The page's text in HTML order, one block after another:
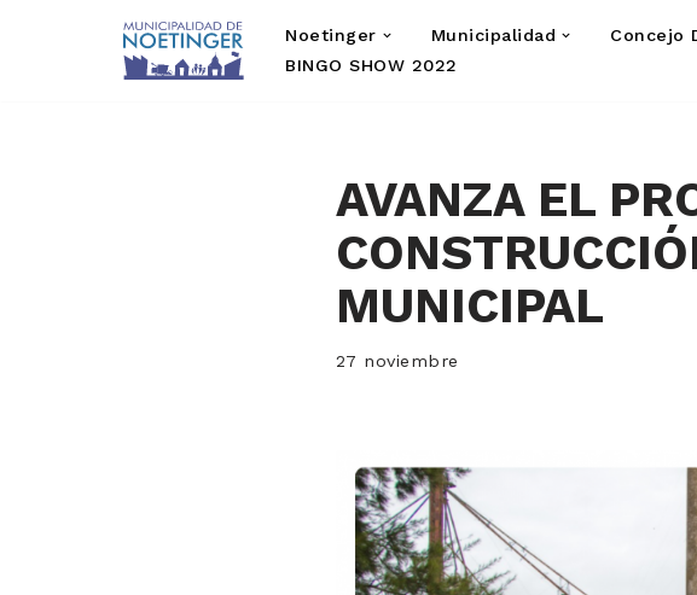
Noetinger Municipalidad Concejo
BINGO SHOW 2022
AVANZA EL
MUNICIPAL
27 noviembre